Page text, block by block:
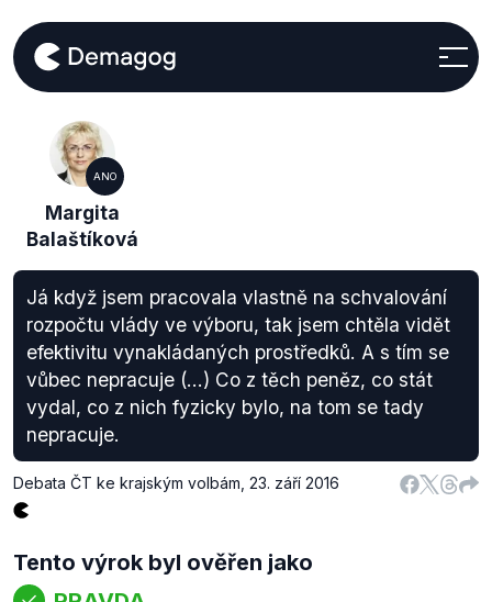
ANO
Margita
Balaštíková
Já když jsem pracovala vlastně na schvalování
rozpočtu vlády ve výboru, tak jsem chtěla vidět
efektivitu vynakládaných prostředků. A s tím se
vůbec nepracuje (...) Co z těch peněz, co stát
vydal, co z nich fyzicky bylo, na tom se tady
nepracuje.
Debata ČT ke krajským volbám 23. září 2016
Tento výrok byl ověřen jako